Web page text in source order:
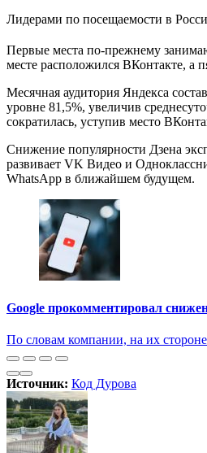
Лидерами по посещаемости в
Первые места по-прежнему
месте расположился ВКонтакте, а
Месячная аудитория Яндекса
уровне 81,5%, увеличив
сократилась, уступив место
Снижение популярности Дзена
развивает VK Видео и
WhatsApp в ближайшем будущем.
Google прокомментировал
По словам компании, на их
Источник: Код Дурова